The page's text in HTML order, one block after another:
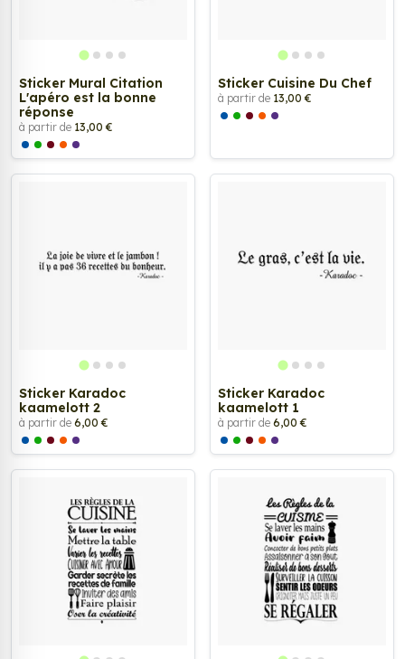
Sticker Mural Citation
L'apéro est la bonne
réponse
à partir de 13,00 €
Sticker Cuisine Du Chef
à partir de 13,00 €
Sticker Karadoc
kaamelott 2
à partir de 6,00 €
Sticker Karadoc
kaamelott 1
à partir de 6,00 €